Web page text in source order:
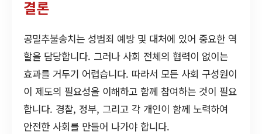
결론
공밀추불송치는 성범죄 예방 및 대처에 있어 중요한 역
할을 담당합니다. 그러나 사회 전체의 협력이 없이는
효과를 거두기 어렵습니다. 따라서 모든 사회 구성원이
이 제도의 필요성을 이해하고 함께 참여하는 것이 필요
합니다. 경찰, 정부, 그리고 각 개인이 함께 노력하여
안전한 사회를 만들어 나가야 합니다.